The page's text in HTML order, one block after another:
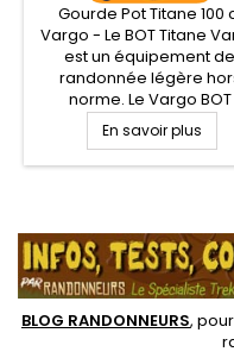
Gourde Pot Titane 100
Vargo - Le BOT Titane
est un équipement de
randonnée légère
norme. Le Vargo BOT
Titanium combine à la fois
mug, une gourde
une tasse ou une
pour le randonneur
de trek et de MULE
En savoir plus
BLOG RANDONNEURS,